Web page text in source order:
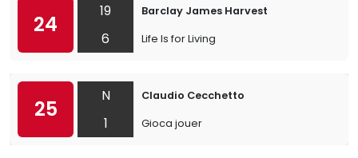
24
19
6
Barclay James Harvest
Life Is for Living
25
N
1
Claudio Cecchetto
Gioca jouer